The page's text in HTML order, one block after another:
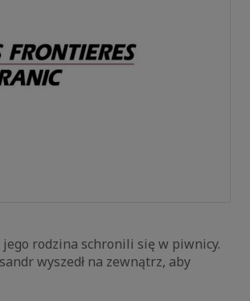
rodzina schronili się w piwnicy.
wyszedł na zewnątrz, aby